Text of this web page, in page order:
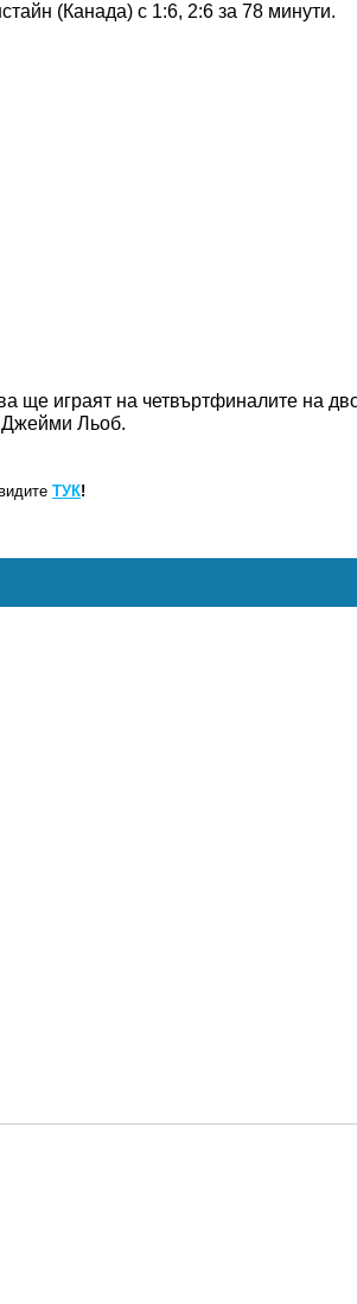
(Канада) с 1:6, 2:6 за 78 минути.
ще играят на четвъртфиналите на
Джейми Льоб.
ТУК!